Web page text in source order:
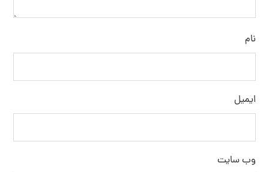
نام
ایمیل
وب‌ سایت